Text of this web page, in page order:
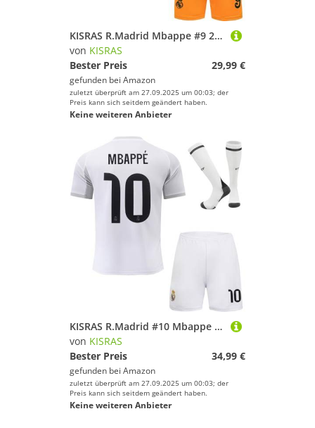
KISRAS R.Madrid Mbappe #9 2024/2025 Auswärtstrikot Shorts und Socken Kinder und Jugend Größe (Orange,20)
von KISRAS
Bester Preis
29,99 €
gefunden bei Amazon
zuletzt überprüft am 27.09.2025 um 00:03; der
Preis kann sich seitdem geändert haben.
Keine weiteren Anbieter
KISRAS R.Madrid #10 Mbappe 2025/2026 Heim Trikot Shorts und Socken Kinder und Jugend Größe (Weiß,24)
von KISRAS
Bester Preis
34,99 €
gefunden bei Amazon
zuletzt überprüft am 27.09.2025 um 00:03; der
Preis kann sich seitdem geändert haben.
Keine weiteren Anbieter